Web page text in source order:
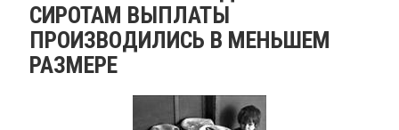
СИРОТАМ ВЫПЛАТЫ
ПРОИЗВОДИЛИСЬ В МЕНЬШЕМ
РАЗМЕРЕ